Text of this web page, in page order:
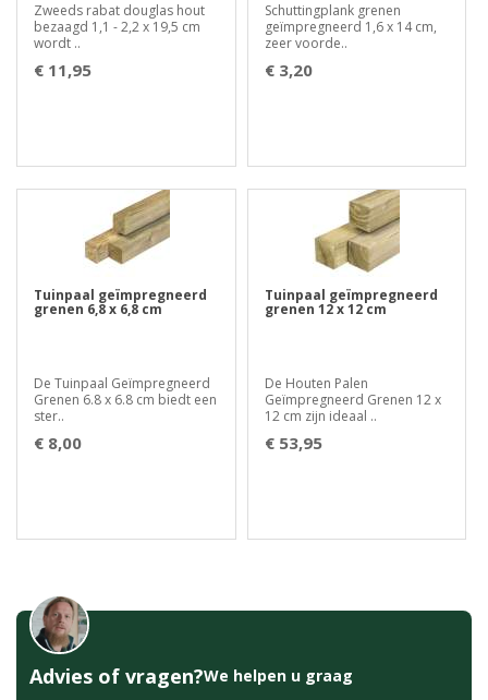
Zweeds rabat douglas hout
bezaagd 1,1 - 2,2 x 19,5 cm
wordt ..
€ 11,95
Schuttingplank grenen
geïmpregneerd 1,6 x 14 cm,
zeer voorde..
€ 3,20
Tuinpaal geïmpregneerd
grenen 6,8 x 6,8 cm
De Tuinpaal Geïmpregneerd
Grenen 6.8 x 6.8 cm biedt een
ster..
€ 8,00
Tuinpaal geïmpregneerd
grenen 12 x 12 cm
De Houten Palen
Geïmpregneerd Grenen 12 x
12 cm zijn ideaal ..
€ 53,95
Advies of vragen?We helpen u graag